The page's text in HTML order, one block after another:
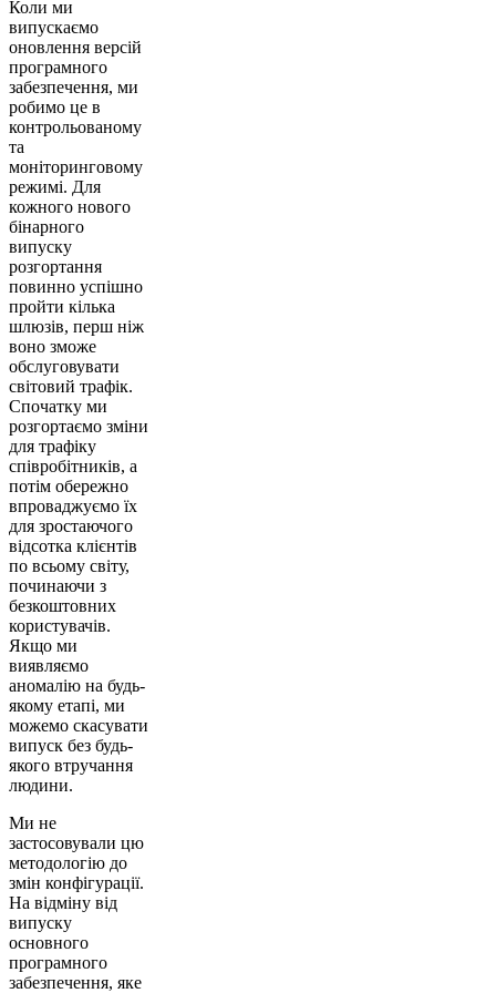
Коли ми
випускаємо
оновлення версій
програмного
забезпечення, ми
робимо це в
контрольованому
та
моніторинговому
режимі. Для
кожного нового
бінарного
випуску
розгортання
повинно успішно
пройти кілька
шлюзів, перш ніж
воно зможе
обслуговувати
світовий трафік.
Спочатку ми
розгортаємо зміни
для трафіку
співробітників, а
потім обережно
впроваджуємо їх
для зростаючого
відсотка клієнтів
по всьому світу,
починаючи з
безкоштовних
користувачів.
Якщо ми
виявляємо
аномалію на будь-
якому етапі, ми
можемо скасувати
випуск без будь-
якого втручання
людини.
Ми не
застосовували цю
методологію до
змін конфігурації.
На відміну від
випуску
основного
програмного
забезпечення, яке